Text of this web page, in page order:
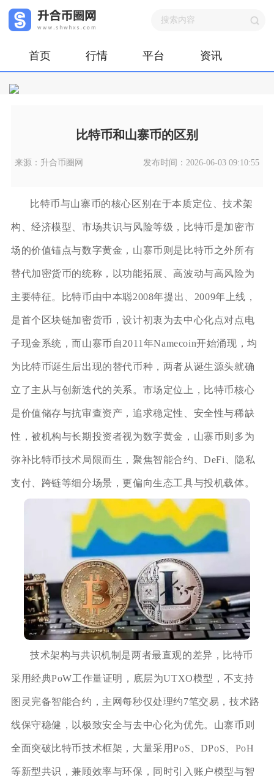
首页 行情 平台 资讯
比特币和山寨币的区别
来源：升合币圈网 发布时间：2026-06-03 09:10:55
比特币与山寨币的核心区别在于本质定位、技术架
构、经济模型、市场共识与风险等级，比特币是加密市
场的价值锚点与数字黄金，山寨币则是比特币之外所有
替代加密货币的统称，以功能拓展、高波动与高风险为
主要特征。比特币由中本聪2008年提出、2009年上线，
是首个区块链加密货币，设计初衷为去中心化点对点电
子现金系统，而山寨币自2011年Namecoin开始涌现，均
为比特币诞生后出现的替代币种，两者从诞生源头就确
立了主从与创新迭代的关系。市场定位上，比特币核心
是价值储存与抗审查资产，追求稳定性、安全性与稀缺
性，被机构与长期投资者视为数字黄金，山寨币则多为
弥补比特币技术局限而生，聚焦智能合约、DeFi、隐私
支付、跨链等细分场景，更偏向生态工具与投机载体。
技术架构与共识机制是两者最直观的差异，比特币
采用经典PoW工作量证明，底层为UTXO模型，不支持
图灵完备智能合约，主网每秒仅处理约7笔交易，技术路
线保守稳健，以极致安全与去中心化为优先。山寨币则
全面突破比特币技术框架，大量采用PoS、DPoS、PoH
等新型共识，兼顾效率与环保，同时引入账户模型与智